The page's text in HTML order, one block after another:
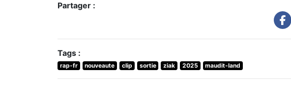
Partager :
Tags :
rap-fr nouveaute clip sortie ziak 2025 maudit-land